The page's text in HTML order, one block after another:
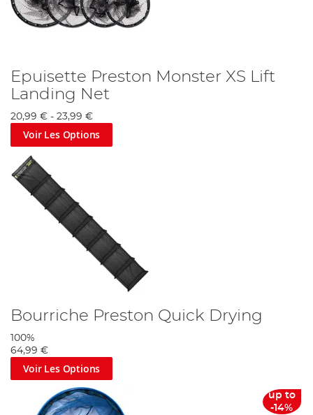
Epuisette Preston Monster XS Lift
Landing Net
20,99 € - 23,99 €
Voir Les Options
Bourriche Preston Quick Drying
100%
64,99 €
Voir Les Options
up to
-14%